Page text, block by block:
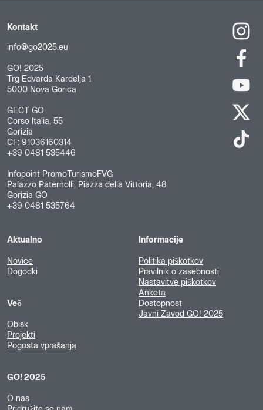
Kontakt
info@go2025.eu
GO! 2025
Trg Edvarda Kardelja 1
5000 Nova Gorica
GECT GO
Corso Italia, 55
Gorizia
CF: 91036160314
+39 0481 535446
Infopoint PromoTurismoFVG
Palazzo Paternolli, Piazza della Vittoria, 48
Gorizia GO
+39 0481 535764
Aktualno
Novice
Dogodki
Več
Obisk
Projekti
Pogosta vprašanja
GO! 2025
O nas
Informacije
Politika piškotkov
Pravilnik o zasebnosti
Nastavitve piškotkov
Anketa
Dostopnost
Javni Zavod GO! 2025